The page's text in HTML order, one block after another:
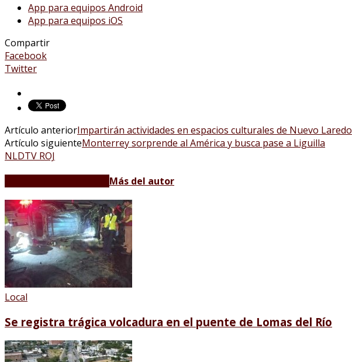
App para equipos Android
App para equipos iOS
Compartir
Facebook
Twitter
Artículo anteriorImpartirán actividades en espacios culturales de Nuevo Laredo
Artículo siguienteMonterrey sorprende al América y busca pase a Liguilla
NLDTV ROJ
Más del autor
Local
Se registra trágica volcadura en el puente de Lomas del Río